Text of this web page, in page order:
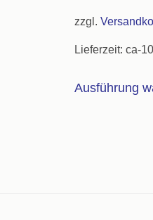
zzgl.
Lieferzeit:ca-
Ausführung